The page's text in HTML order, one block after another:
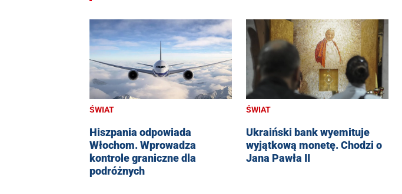
ŚWIAT
Hiszpania odpowiada
Włochom. Wprowadza
kontrole graniczne dla
podróżnych
ŚWIAT
Ukraiński bank wyemituje
wyjątkową monetę. Chodzi o
Jana Pawła II